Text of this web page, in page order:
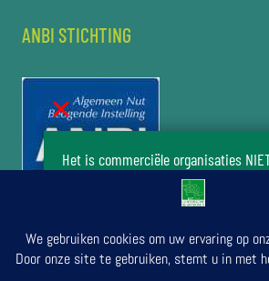
ANBI STICHTING
Het is commerciële organisaties
zonder toestemming van het
Luntersche Buurtbosch activiteiten
Doe uw verzoek om